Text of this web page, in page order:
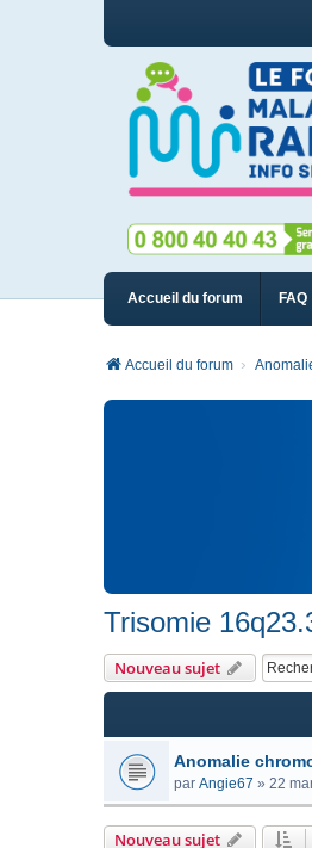
Accueil du forum FAQ
Accueil du forum
Trisomie
Nouveau sujet
Anomalie
par Angie67 » 22
Nouveau sujet